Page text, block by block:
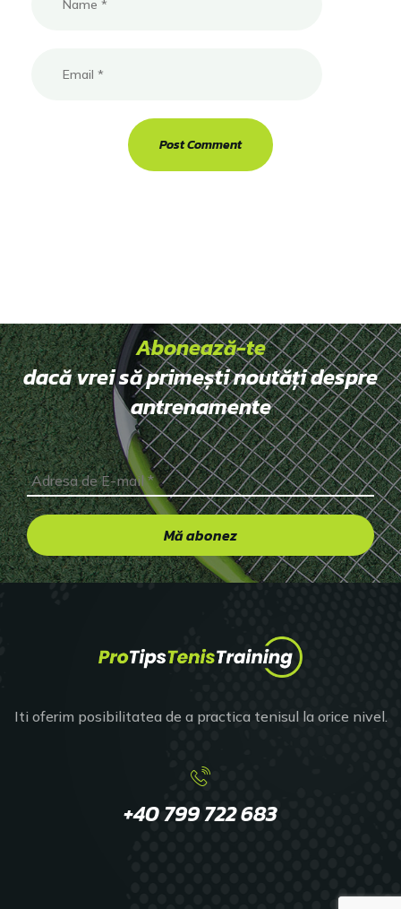
Abonează-te
dacă vrei să primești noutăți despre
antrenamente
Iti oferim posibilitatea de a practica tenisul la orice nivel.
+40 799 722 683